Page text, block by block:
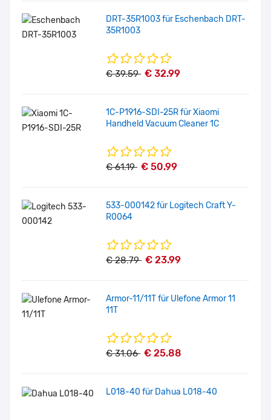
DRT-35R1003 für Eschenbach DRT-
35R1003
€ 39.59 € 32.99
1C-P1916-SDI-25R für Xiaomi
Handheld Vacuum Cleaner 1C
€ 61.19 € 50.99
533-000142 für Logitech Craft Y-
R0064
€ 28.79 € 23.99
Armor-11/11T für Ulefone Armor 11
11T
€ 31.06 € 25.88
L018-40 für Dahua L018-40